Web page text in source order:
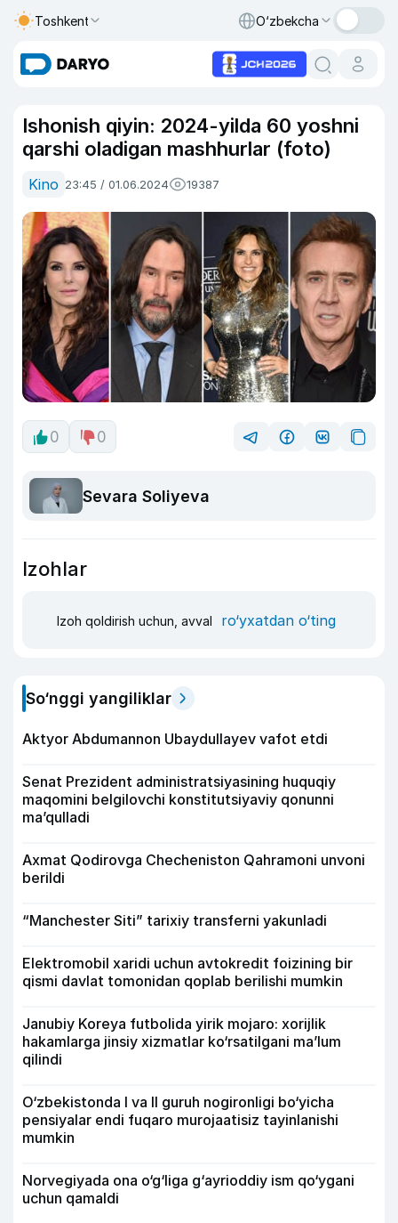
Toshkent O‘zbekcha
Ishonish qiyin: 2024-yilda 60 yoshni
qarshi oladigan mashhurlar (foto)
Kino 23:45 / 01.06.2024 19387
0 0
Sevara Soliyeva
Izohlar
Izoh qoldirish uchun, avval ro‘yxatdan o‘ting
So‘nggi yangiliklar
Aktyor Abdu­mannon Ubaydullayev vafot etdi
Senat Prezident administratsiyasining huquqiy
maqomini belgilovchi konstitutsiyaviy qonunni
ma’qulladi
Axmat Qodirovga Checheniston Qahramoni unvoni
berildi
“Manchester Siti” tarixiy transferni yakunladi
Elektromobil xaridi uchun avtokredit foizining bir
qismi davlat tomonidan qoplab berilishi mumkin
Janubiy Koreya futbolida yirik mojaro: xorijlik
hakamlarga jinsiy xizmatlar ko‘rsatilgani ma’lum
qilindi
O‘zbekistonda I va II guruh nogironligi bo‘yicha
pensiyalar endi fuqaro murojaatisiz tayinlanishi
mumkin
Norvegiyada ona o‘g‘liga g‘ayrioddiy ism qo‘ygani
uchun qamaldi